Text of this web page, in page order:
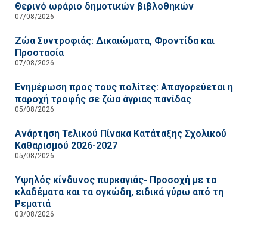
Θερινό ωράριο δημοτικών βιβλοθηκών
07/08/2026
Ζώα Συντροφιάς: Δικαιώματα, Φροντίδα και
Προστασία
07/08/2026
Ενημέρωση προς τους πολίτες: Απαγορεύεται η
παροχή τροφής σε ζώα άγριας πανίδας
05/08/2026
Ανάρτηση Τελικού Πίνακα Κατάταξης Σχολικού
Καθαρισμού 2026-2027
05/08/2026
Υψηλός κίνδυνος πυρκαγιάς- Προσοχή με τα
κλαδέματα και τα ογκώδη, ειδικά γύρω από τη
Ρεματιά
03/08/2026